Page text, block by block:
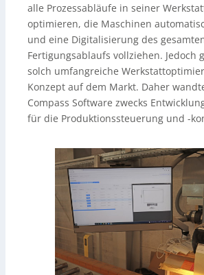
alle Prozessabläufe in seiner
optimieren, die Maschinen
und eine Digitalisierung des
Fertigungsablaufs vollziehen. Jedoch
solch umfangreiche
Konzept auf dem Markt. Daher
Compass Software zwecks
für die Produktionssteuerung und -